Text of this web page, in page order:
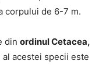
corpului de 6-7 m.
din ordinul Cetacea,
acestei specii este